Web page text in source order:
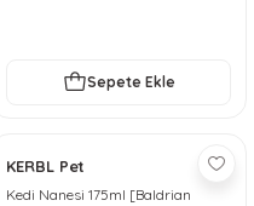
Sepete Ekle
KERBL Pet
Kedi Nanesi 175ml [Baldrian